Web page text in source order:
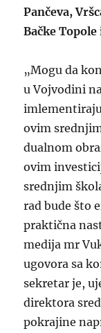
Pančeva,
Bačke Topole
„Mogu da
u Vojvodini
ovim
dualnom
ovim
srednjim
rad bude što
praktična
medija mr
ugovora sa
sekretar je,
direktora
pokrajine